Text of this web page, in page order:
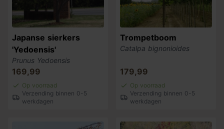
Japanse sierkers
'Yedoensis'
Prunus Yedoensis
169,99
Op voorraad
Verzending binnen 0-5
werkdagen
Trompetboom
Catalpa bignonioides
179,99
Op voorraad
Verzending binnen 0-5
werkdagen